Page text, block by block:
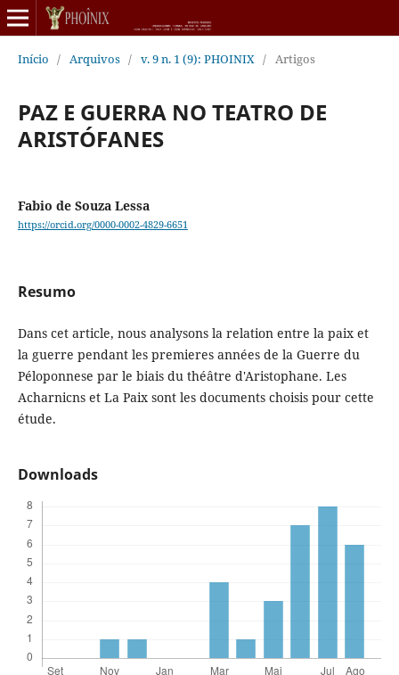
Início / Arquivos / v. 9 n. 1 (9): PHOINIX / Artigos
PAZ E GUERRA NO TEATRO DE
ARISTÓFANES
Fabio de Souza Lessa
https://orcid.org/0000-0002-4829-6651
Resumo
Dans cet article, nous analysons la relation entre la paix et
la guerre pendant les premieres années de la Guerre du
Péloponnese par le biais du théâtre d'Aristophane. Les
Acharnicns et La Paix sont les documents choisis pour cette
étude.
Downloads